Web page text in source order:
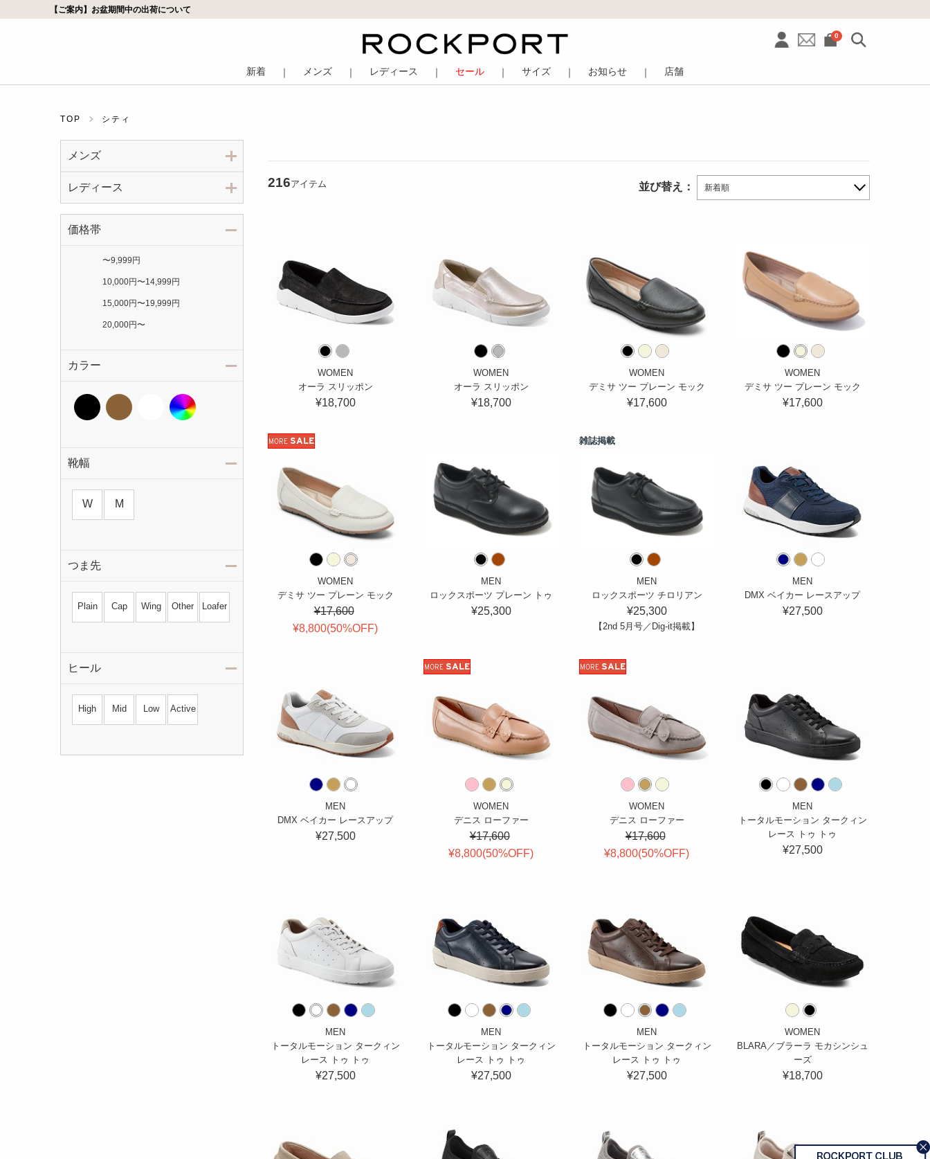
【ご案内】お盆期間中の出荷について
0
新着 ｜ メンズ ｜ レディース ｜ セール ｜ サイズ ｜ お知らせ ｜ 店舗
TOP シティ
メンズ
レディース
価格帯
〜9,999円
10,000円〜14,999円
15,000円〜19,999円
20,000円〜
カラー
靴幅
W M
つま先
Plain Cap Wing Other Loafer
ヒール
High Mid Low Active
216アイテム 並び替え： 新着順
WOMEN
オーラ スリッポン
¥18,700
WOMEN
オーラ スリッポン
¥18,700
WOMEN
デミサ ツー プレーン モック
¥17,600
WOMEN
デミサ ツー プレーン モック
¥17,600
MORE SALE
WOMEN
デミサ ツー プレーン モック
¥17,600
¥8,800(50%OFF)
MEN
ロックスポーツ プレーン トゥ
¥25,300
雑誌掲載
MEN
ロックスポーツ チロリアン
¥25,300
【2nd 5月号／Dig-it掲載】
MEN
DMX ベイカー レースアップ
¥27,500
MEN
DMX ベイカー レースアップ
¥27,500
MORE SALE
WOMEN
デニス ローファー
¥17,600
¥8,800(50%OFF)
MORE SALE
WOMEN
デニス ローファー
¥17,600
¥8,800(50%OFF)
MEN
トータルモーション タークィン
レース トゥ トゥ
¥27,500
MEN
トータルモーション タークィン
レース トゥ トゥ
¥27,500
MEN
トータルモーション タークィン
レース トゥ トゥ
¥27,500
MEN
トータルモーション タークィン
レース トゥ トゥ
¥27,500
WOMEN
BLARA／ブラーラ モカシンシュ
ーズ
¥18,700